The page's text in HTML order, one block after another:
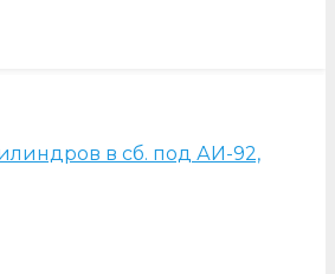
в сб. под АИ-92,